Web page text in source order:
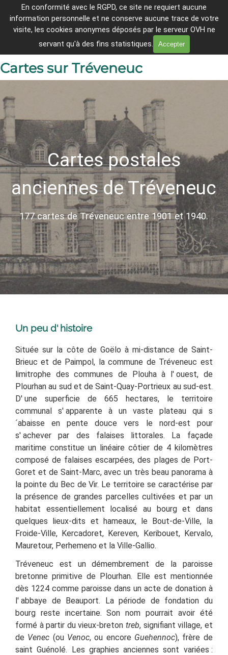
En conformité avec le RGPD, ce site ne requiert aucune
information personnelle et ne conserve aucune trace de votre
visite, les cookies anonymes déposés par le serveur OVH ne
servant qu'à des fins statistiques.
Accepter
Aller au contenu
Breheg ha Lanleñv er c'hantvedoù
tremenet
Sauter le menu
En direct
Cartes sur Tréveneuc
Cartes postales
anciennes de Tréveneuc
177 cartes de Tréveneuc entre 1901 et 1940.
Un peu d' histoire
Située sur la côte de Goëlo à mi-distance de Saint-
Brieuc et de Paimpol, la commune de Tréveneuc est
limitrophe des communes de Plouha à l' ouest, de
Plourhan au sud et de Saint-Quay-Portrieux au sud-est.
D' une superficie de 665 hectares, le territoire
communal s' apparente à un vaste plateau qui s
´abaisse en pente douce vers le nord-est pour
s' achever par des falaises littorales. La façade
maritime constitue un linéaire côtier de 4 kilomètres
composé de falaises escarpées, des plages de Port-
Goret et de Saint-Marc, avec un très beau panorama à
la pointe du Bec de Vir. Le territoire se caractérise par
la présence de grandes parcelles cultivées et par un
habitat essentiellement localisé au bourg et dans
quelques lieux-dits et hameaux, le Bout-de-Ville, la
Froide-Ville, Kercadoret, Kereven, Keribouet, Kervalo,
Mauretour, Perhemeno et la Ville-Gallio.
Tréveneuc est un démembrement de la paroisse
bretonne primitive de Plourhan. Elle est mentionnée
dès 1224 comme paroisse dans un acte de donation à
l' abbaye de Beauport. La période de fondation du
bourg reste incertaine. Son nom pourrait avoir été
formé à partir du vieux-breton treb, signifiant village, et
de Venec (ou Venoc, ou encore Guehennoc), frère de
saint Guénolé. Les graphies anciennes sont variées :